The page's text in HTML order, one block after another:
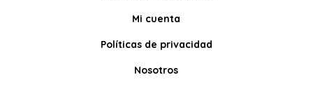
Mi cuenta
Políticas de privacidad
Nosotros